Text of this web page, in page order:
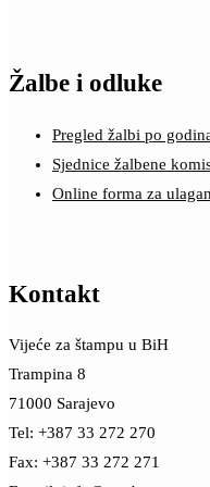
Žalbe i odluke
Pregled žalbi po
Sjednice žalbene
Online forma za
Kontakt
Vijeće za štampu u BiH
Trampina 8
71000 Sarajevo
Tel: +387 33 272 270
Fax: +387 33 272 271